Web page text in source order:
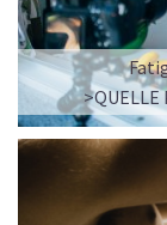
>QUELLE